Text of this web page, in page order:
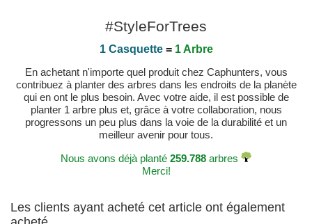
#StyleForTrees
1 Casquette= 1 Arbre
En achetant n'importe quel produit chez Caphunters, vous
contribuez à planter des arbres dans les endroits de la planète
qui en ont le plus besoin. Avec votre aide, il est possible de
planter 1 arbre plus et, grâce à votre collaboration, nous
progressons un peu plus dans la voie de la durabilité et un
meilleur avenir pour tous.
Nous avons déjà planté 259.788 arbres
Merci!
Les clients ayant acheté cet article ont également